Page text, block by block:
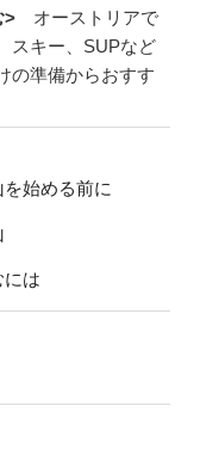
> オーストリアで
スキー、SUPなど
の準備からおすす
始める前に
には